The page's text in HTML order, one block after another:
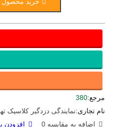
خرید محصول
مرجع:380
نام تجاری:نمایندگی دزدگیر کلاسیک
اضافه به مقایسه 0 افزودن